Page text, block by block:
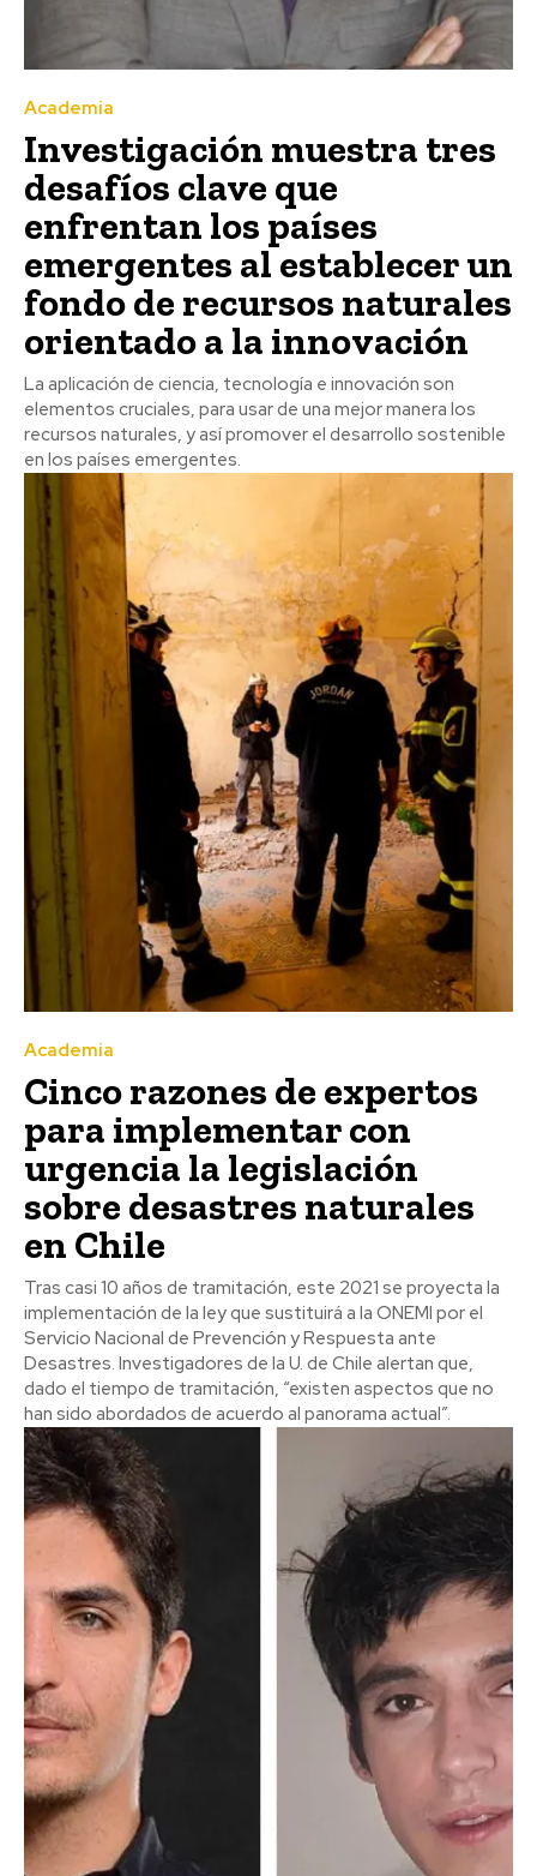
Academia
Investigación muestra tres
desafíos clave que
enfrentan los países
emergentes al establecer un
fondo de recursos naturales
orientado a la innovación
La aplicación de ciencia, tecnología e innovación son
elementos cruciales, para usar de una mejor manera los
recursos naturales, y así promover el desarrollo sostenible
en los países emergentes.
Academia
Cinco razones de expertos
para implementar con
urgencia la legislación
sobre desastres naturales
en Chile
Tras casi 10 años de tramitación, este 2021 se proyecta la
implementación de la ley que sustituirá a la ONEMI por el
Servicio Nacional de Prevención y Respuesta ante
Desastres. Investigadores de la U. de Chile alertan que,
dado el tiempo de tramitación, “existen aspectos que no
han sido abordados de acuerdo al panorama actual”.